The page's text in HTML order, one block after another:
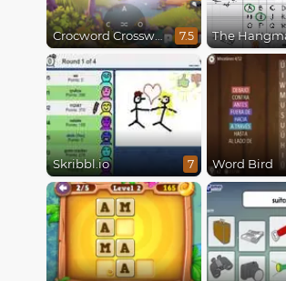
Crocword Crossword 7.5
Skribbl.io 7 Word Bird